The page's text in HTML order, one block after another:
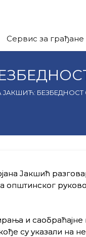
Сервис за грађане
ЈАКШИЋ:
Јакшић
општинског
и саобраћајне
су указали на